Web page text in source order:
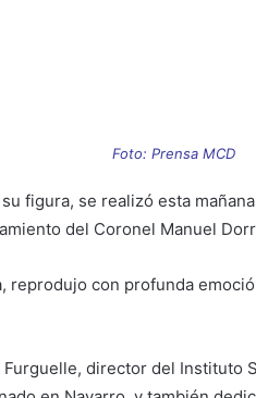
Foto: Prensa MCD
figura, se realizó esta
del Coronel Manuel
reprodujo con profunda
director del Instituto